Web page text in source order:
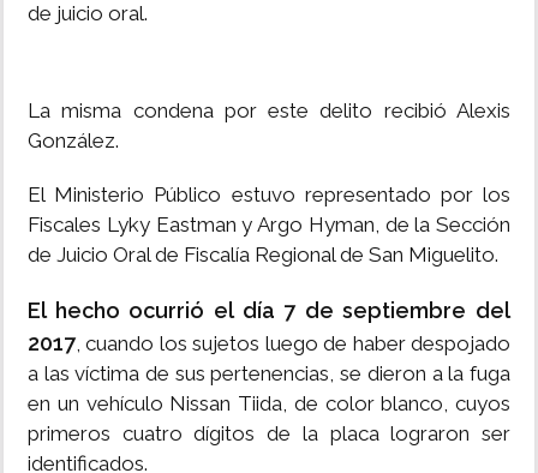
de juicio oral.
La misma condena por este delito recibió Alexis
González.
El Ministerio Público estuvo representado por los
Fiscales Lyky Eastman y Argo Hyman, de la Sección
de Juicio Oral de Fiscalía Regional de San Miguelito.
El hecho ocurrió el día 7 de septiembre del
2017, cuando los sujetos luego de haber despojado
a las víctima de sus pertenencias, se dieron a la fuga
en un vehículo Nissan Tiida, de color blanco, cuyos
primeros cuatro dígitos de la placa lograron ser
identificados.